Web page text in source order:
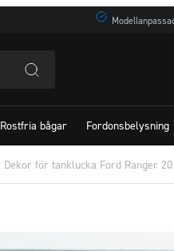
Rostfria bågar Fordonsbelysning
Dekor för tanklucka Ford Ranger